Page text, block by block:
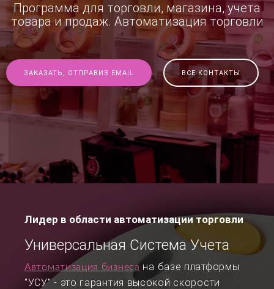
Программа для торговли, магазина, учета
товара и продаж. Автоматизация торговли
ЗАКАЗАТЬ, ОТПРАВИВ EMAIL ВСЕ КОНТАКТЫ
Лидер в области автоматизации торговли
Универсальная Система Учета
Автоматизация бизнеса на базе платформы
"УСУ" - это гарантия высокой скорости